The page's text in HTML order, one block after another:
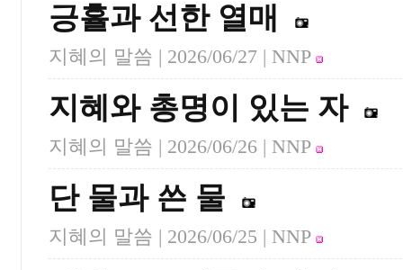
긍휼과 선한 열매
지혜의 말씀 | 2026/06/27 | NNP
지혜와 총명이 있는 자
지혜의 말씀 | 2026/06/26 | NNP
단 물과 쓴 물
지혜의 말씀 | 2026/06/25 | NNP